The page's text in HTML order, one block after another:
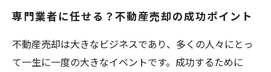
専門業者に任せる？不動産売却の成功ポイント
不動産売却は大きなビジネスであり、多くの人々にとっ
て一生に一度の大きなイベントです。成功するために